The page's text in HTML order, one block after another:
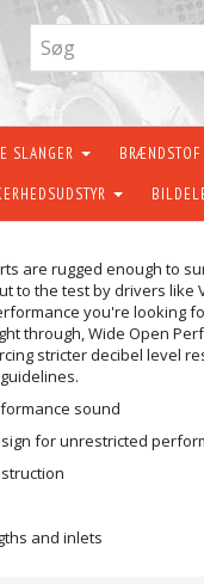
SLANGER BRÆNDSTOF
are rugged enough to
to the test by drivers
you're looking
through, Wide Open
stricter decibel level
sound
for unrestricted
and inlets